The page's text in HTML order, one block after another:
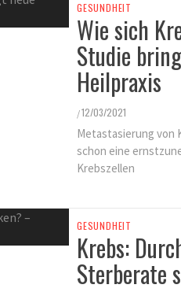
GESUNDHEIT
Wie sich
Studie
Heilpraxis
/12/03/2021
Metastasierung von
schon eine
Krebszellen
GESUNDHEIT
Krebs:
Sterberate